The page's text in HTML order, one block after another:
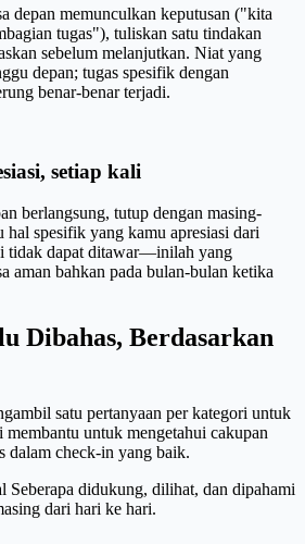
depan memunculkan keputusan ("kita
tugas"), tuliskan satu tindakan
sebelum melanjutkan. Niat yang
depan; tugas spesifik dengan
benar-benar terjadi.
setiap kali
berlangsung, tutup dengan masing-
hal spesifik yang kamu apresiasi dari
tidak dapat ditawar—inilah yang
aman bahkan pada bulan-bulan ketika
Dibahas, Berdasarkan
satu pertanyaan per kategori untuk
membantu untuk mengetahui cakupan
dalam check-in yang baik.
Seberapa didukung, dilihat, dan dipahami
dari hari ke hari.